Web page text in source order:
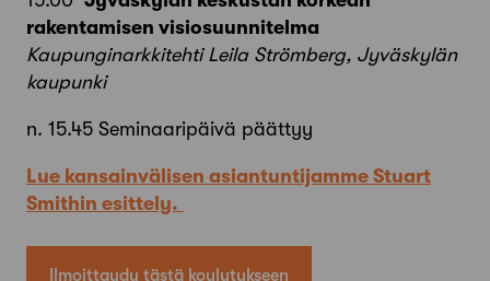
rakentamisen visiosuunnitelma
Kaupunginarkkitehti Leila Strömberg, Jyväskylän
kaupunki
n. 15.45 Seminaaripäivä päättyy
Lue kansainvälisen asiantuntijamme Stuart
Smithin esittely.
Ilmoittaudu tästä koulutukseen